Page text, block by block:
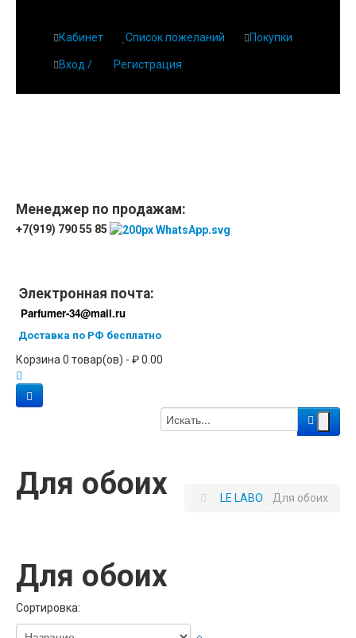
Кабинет Список пожеланий Покупки
Вход / Регистрация
Менеджер по продажам:
+7(919) 790 55 85
Электронная почта:
Parfumer-34@mail.ru
Доставка по РФ бесплатно
Корзина 0 товар(ов) - ₽ 0.00
Для обоих LE LABO Для обоих
Для обоих
Сортировка:
Парфюмерия
Новинки
Отзывы
Доставка